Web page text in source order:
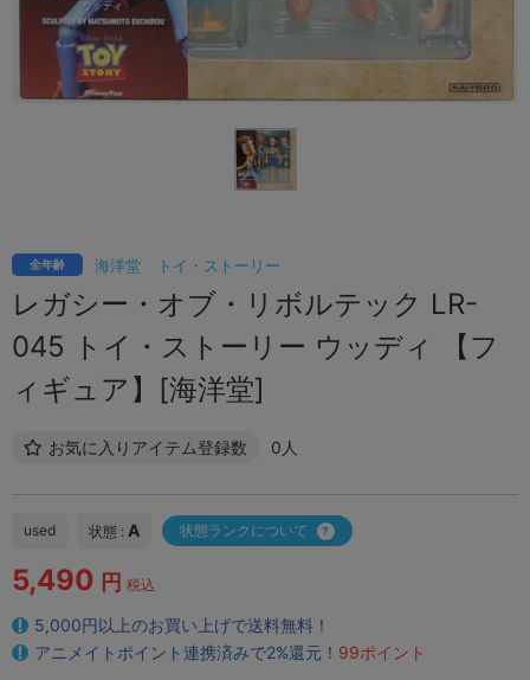
海洋堂 トイ・ストーリー
全年齢
レガシー・オブ・リボルテック LR-
045 トイ・ストーリー ウッディ 【フ
ィギュア】[海洋堂]
お気に入りアイテム登録数 0人
used 状態 : A 状態ランクについて
5,490 円 税込
5,000円以上のお買い上げで送料無料！
アニメイトポイント連携済みで2%還元！ 99ポイント